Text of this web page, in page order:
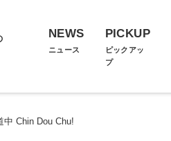
NEWS
ニュース
PICKUP
ピックアッ
プ
中 Chin Dou Chu!